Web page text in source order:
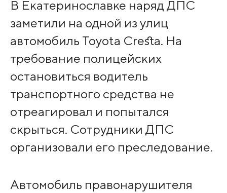
В Екатеринославке наряд ДПС
заметили на одной из улиц
автомобиль Toyota Cresta. На
требование полицейских
остановиться водитель
транспортного средства не
отреагировал и попытался
скрыться. Сотрудники ДПС
организовали его преследование.
Автомобиль правонарушителя